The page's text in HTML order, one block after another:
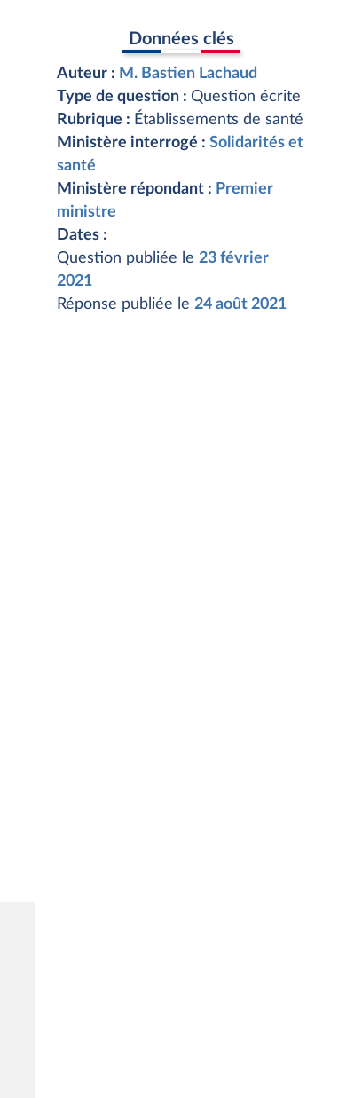
Données clés
Auteur : M. Bastien Lachaud
Type de question : Question écrite
Rubrique : Établissements de santé
Ministère interrogé : Solidarités et
santé
Ministère répondant : Premier
ministre
Dates :
Question publiée le 23 février
2021
Réponse publiée le 24 août 2021